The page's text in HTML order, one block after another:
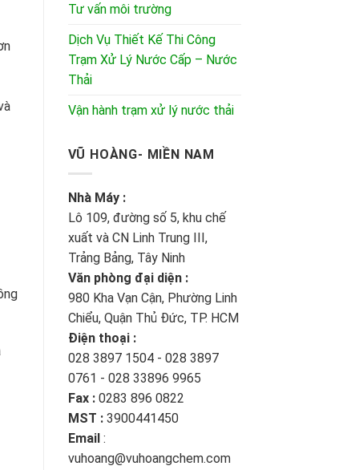
Tư vấn môi trường
Dịch Vụ Thiết Kế Thi Công
Trạm Xử Lý Nước Cấp – Nước
Thải
Vận hành trạm xử lý nước thải
VŨ HOÀNG- MIỀN NAM
Nhà Máy :
Lô 109, đường số 5, khu chế
xuất và CN Linh Trung III,
Trảng Bảng, Tây Ninh
Văn phòng đại diện :
980 Kha Vạn Cận, Phường Linh
Chiểu, Quận Thủ Đức, TP. HCM
Điện thoại :
028 3897 1504 - 028 3897
0761 - 028 33896 9965
Fax : 0283 896 0822
MST : 3900441450
Email :
vuhoang@vuhoangchem.com